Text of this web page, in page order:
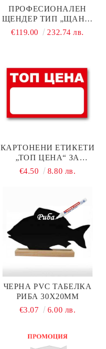
ПРОФЕСИОНАЛЕН
ЩЕНДЕР ТИП „ЩАНД-
МАСА“ -
€119.00 232.74 лв.
КАРТОНЕНИ ЕТИКЕТИ
„ТОП ЦЕНА“ ЗА
ПРОМОЦИИ – 90Х55 ММ,
€4.50 8.80 лв.
ЧЕРНА PVC ТАБЕЛКА
РИБА 30Х20ММ
€3.07
6.00 лв.